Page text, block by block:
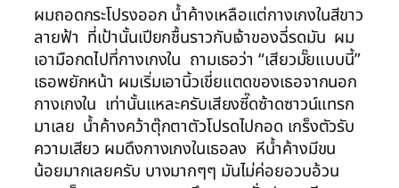
ผมถอดกระโปรงออก น้ำค้างเหลือแต่กางเกงในสีขาว
ลายฟ้า ที่เป้านั้นเปียกชื้นราวกับเจ้าของฉี่รดมัน ผม
เอามือกดไปที่กางเกงใน ถามเธอว่า “เสียวมั๊ยแบบนี้”
เธอพยักหน้า ผมเริ่มเอานิ้วเขี่ยแตดของเธอจากนอก
กางเกงใน เท่านั้นแหละครับเสียงซี๊ดซ้าดซาวน์แทรก
มาเลย น้ำค้างคว้าตุ๊กตาตัวโปรดไปกอด เกร็งตัวรับ
ความเสียว ผมดึงกางเกงในเธอลง หีน้ำค้างมีขน
น้อยมากเลยครับ บางมากๆๆ มันไม่ค่อยอวบอ้วน